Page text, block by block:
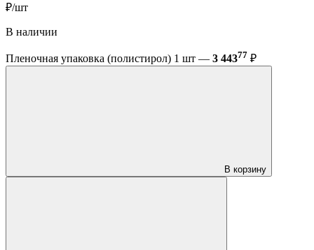
₽/шт
В наличии
Пленочная упаковка (полистирол) 1 шт — 3 44377 ₽
В корзину